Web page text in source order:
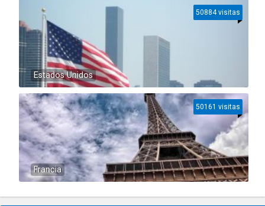
Estados Unidos
50884 visitas
Francia
50161 visitas